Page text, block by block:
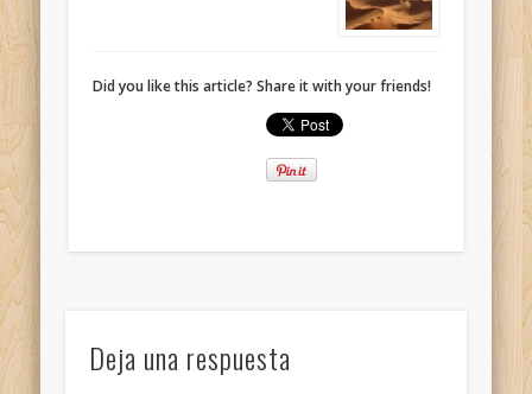
Did you like this article? Share it with your friends!
Deja una respuesta